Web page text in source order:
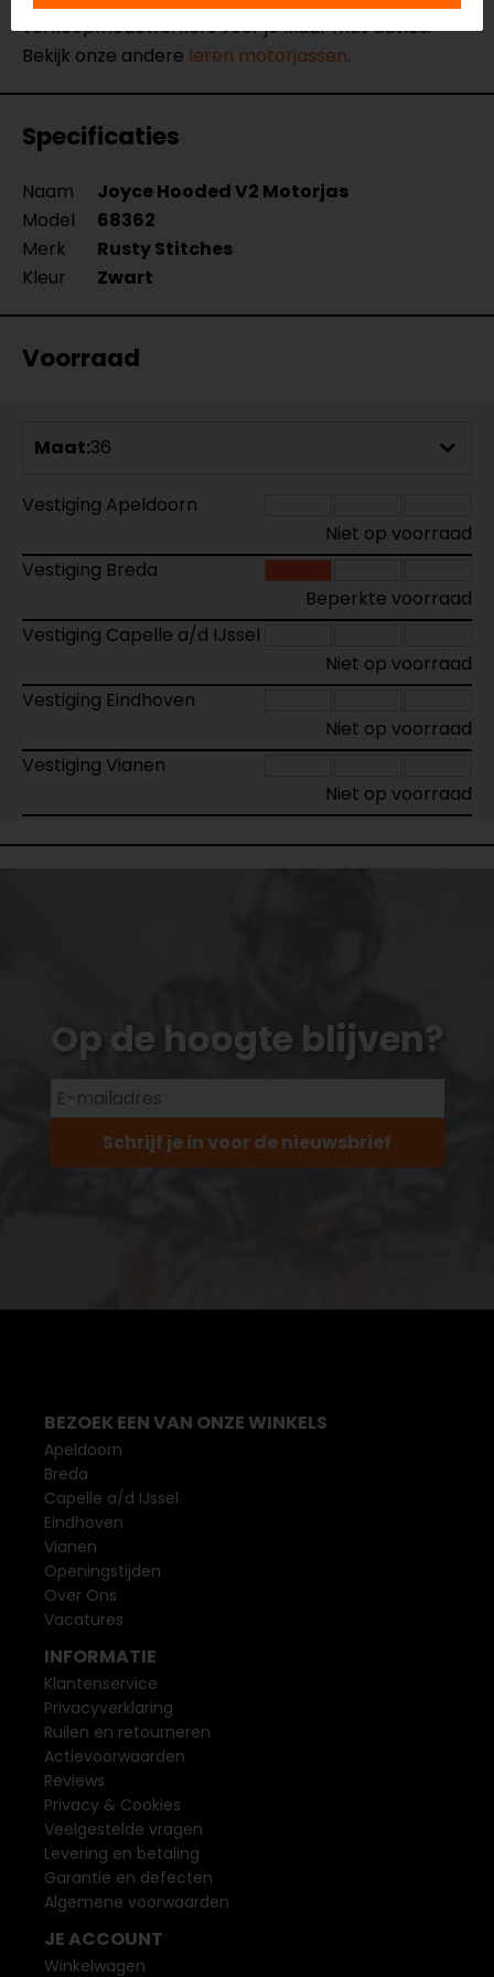
verkoopmedewerkers voor je klaar met advies.
Bekijk onze andere leren motorjassen.
Specificaties
Naam
Joyce Hooded V2 Motorjas
Model
68362
Merk
Rusty Stitches
Kleur
Zwart
Voorraad
Maat:36
Vestiging Apeldoorn
Niet op voorraad
Vestiging Breda
Beperkte voorraad
Vestiging Capelle a/d IJssel
Niet op voorraad
Vestiging Eindhoven
Niet op voorraad
Vestiging Vianen
Niet op voorraad
Op de hoogte blijven?
Schrijf je in voor de nieuwsbrief
BEZOEK EEN VAN ONZE WINKELS
Apeldoorn
Breda
Capelle a/d IJssel
Eindhoven
Vianen
Openingstijden
Over Ons
Vacatures
INFORMATIE
Klantenservice
Privacyverklaring
Ruilen en retourneren
Actievoorwaarden
Reviews
Privacy & Cookies
Veelgestelde vragen
Levering en betaling
Garantie en defecten
Algemene voorwaarden
JE ACCOUNT
Winkelwagen